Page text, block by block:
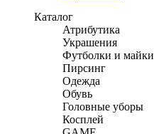
Каталог
Атрибутика
Украшения
Футболки и майки
Пирсинг
Одежда
Обувь
Головные уборы
Косплей